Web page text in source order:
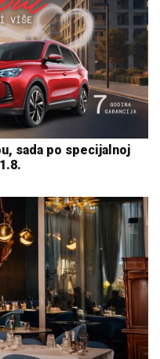
sada po specijalnoj